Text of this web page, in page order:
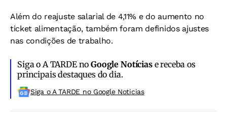
Além do reajuste salarial de 4,11% e do aumento no
ticket alimentação, também foram definidos ajustes
nas condições de trabalho.
Siga o A TARDE noGoogle Notíciase receba os
principais destaques do dia.
Siga o A TARDE no Google Noticias